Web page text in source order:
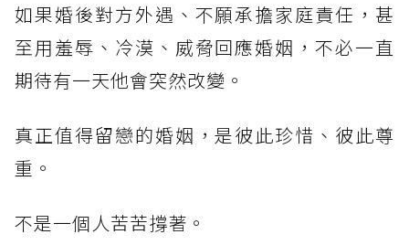
如果婚後對方外遇、不願承擔家庭責任，甚
至用羞辱、冷漠、威脅回應婚姻，不必一直
期待有一天他會突然改變。
真正值得留戀的婚姻，是彼此珍惜、彼此尊
重。
不是一個人苦苦撐著。